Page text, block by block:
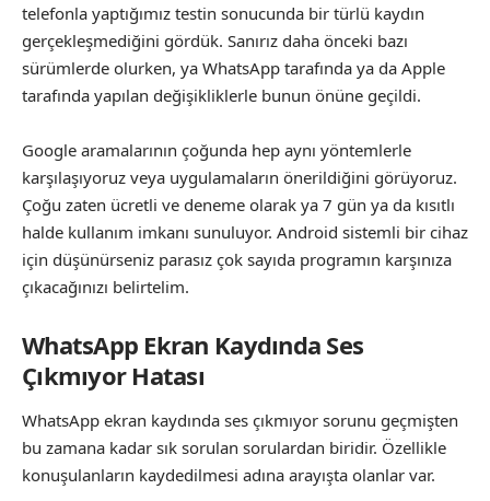
telefonla yaptığımız testin sonucunda bir türlü kaydın
gerçekleşmediğini gördük. Sanırız daha önceki bazı
sürümlerde olurken, ya WhatsApp tarafında ya da Apple
tarafında yapılan değişikliklerle bunun önüne geçildi.
Google aramalarının çoğunda hep aynı yöntemlerle
karşılaşıyoruz veya uygulamaların önerildiğini görüyoruz.
Çoğu zaten ücretli ve deneme olarak ya 7 gün ya da kısıtlı
halde kullanım imkanı sunuluyor. Android sistemli bir cihaz
için düşünürseniz parasız çok sayıda programın karşınıza
çıkacağınızı belirtelim.
WhatsApp Ekran Kaydında Ses
Çıkmıyor Hatası
WhatsApp ekran kaydında ses çıkmıyor sorunu geçmişten
bu zamana kadar sık sorulan sorulardan biridir. Özellikle
konuşulanların kaydedilmesi adına arayışta olanlar var.